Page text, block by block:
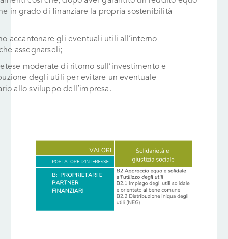
in grado di finanziare la propria sostenibilità
accantonare gli eventuali utili all’interno
assegnarseli;
moderate di ritorno sull’investimento e
degli utili per evitare un eventuale
allo sviluppo dell’impresa.